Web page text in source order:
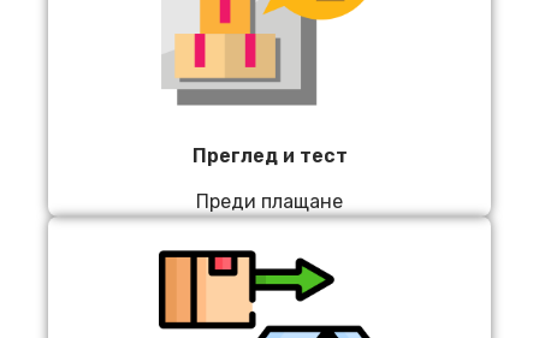
Преглед и тест
Преди плащане